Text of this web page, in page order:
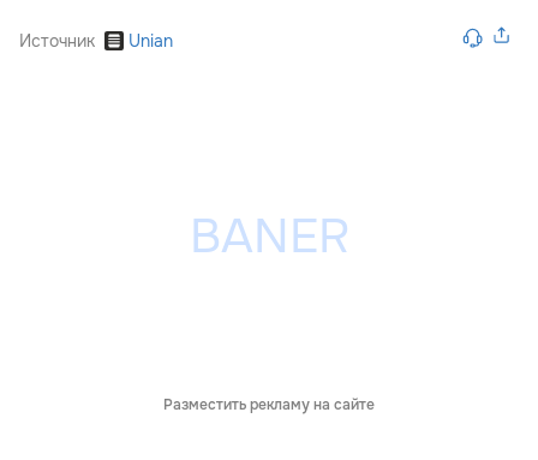
Источник Unian
Разместить рекламу на сайте